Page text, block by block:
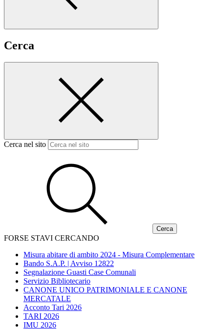
Cerca
Cerca nel sito
FORSE STAVI CERCANDO
Misura abitare di ambito 2024 - Misura Complementare
Bando S.A.P. | Avviso 12822
Segnalazione Guasti Case Comunali
Servizio Bibliotecario
CANONE UNICO PATRIMONIALE E CANONE
MERCATALE
Acconto Tari 2026
TARI 2026
IMU 2026